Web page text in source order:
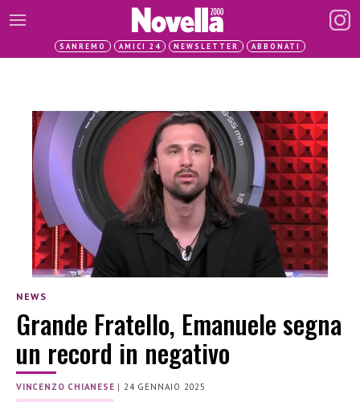
SANREMO AMICI 24 NEWSLETTER ABBONATI
NEWS
Grande Fratello, Emanuele segna
un record in negativo
VINCENZO CHIANESE |24 GENNAIO 2025